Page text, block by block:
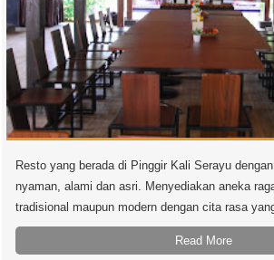
Resto yang berada di Pinggir Kali Serayu
nyaman, alami dan asri. Menyediakan aneka
tradisional maupun modern dengan cita rasa
Read More